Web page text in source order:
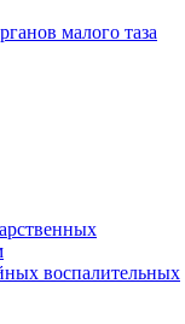
малого таза
воспалительных